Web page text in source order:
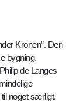
Kronen”. Den
bygning.
de Langes
noget særligt.